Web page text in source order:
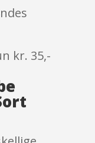
kr. 35,-